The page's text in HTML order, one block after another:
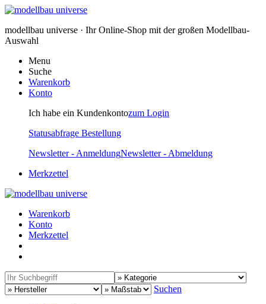
modellbau universe · Ihr Online-Shop mit der großen Modellbau-
Auswahl
Menu
Suche
Warenkorb
Konto
Ich habe ein Kundenkontozum Login
Statusabfrage Bestellung
Newsletter - AnmeldungNewsletter - Abmeldung
Merkzettel
Warenkorb
Konto
Merkzettel
Suchen